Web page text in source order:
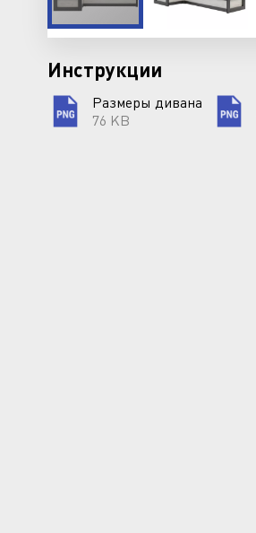
Инструкции
Размеры дивана
76 KB